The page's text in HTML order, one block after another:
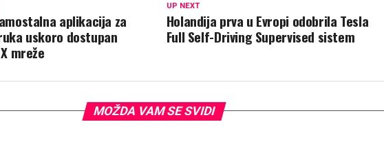
UP NEXT
Holandija prva u Evropi odobrila Tesla
Full Self-Driving Supervised sistem
aplikacija za
uskoro dostupan
mreže
MOŽDA VAM SE SVIDI